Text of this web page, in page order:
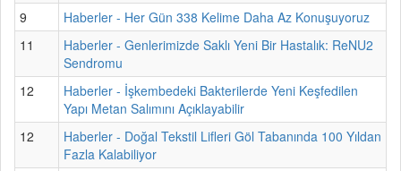
9
Haberler - Her Gün 338 Kelime Daha Az Konuşuyoruz
11
Haberler - Genlerimizde Saklı Yeni Bir Hastalık: ReNU2
Sendromu
12
Haberler - İşkembedeki Bakterilerde Yeni Keşfedilen
Yapı Metan Salımını Açıklayabilir
12
Haberler - Doğal Tekstil Lifleri Göl Tabanında 100 Yıldan
Fazla Kalabiliyor